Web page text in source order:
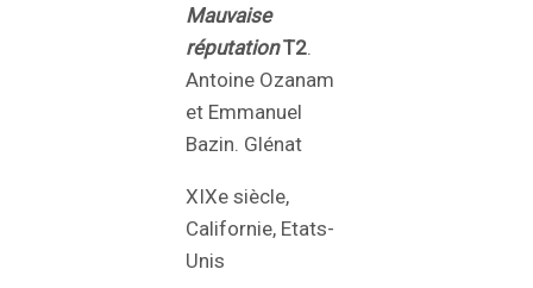
Mauvaise
réputationT2.
Antoine Ozanam
et Emmanuel
Bazin. Glénat
XIXe siècle,
Californie, Etats-
Unis